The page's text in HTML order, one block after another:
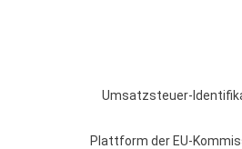
Umsatzsteuer-
Plattform der EU-